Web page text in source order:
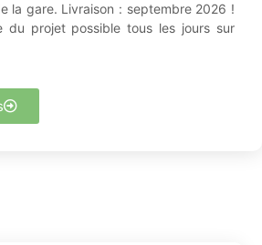
la gare. Livraison : septembre 2026 !
du projet possible tous les jours sur